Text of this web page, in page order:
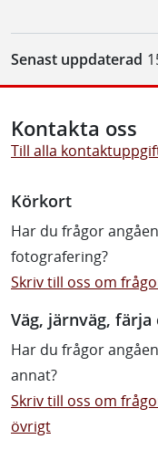
Senast uppdaterad
Kontakta oss
Till alla
Körkort
Har du frågor
fotografering?
Skriv till oss om
Väg, järnväg,
Har du frågor
annat?
Skriv till oss om
övrigt